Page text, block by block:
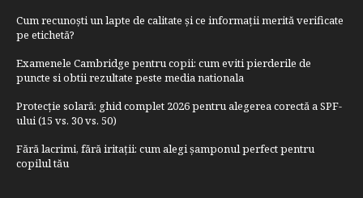
Cum recunoști un lapte de calitate și ce informații merită verificate
pe etichetă?
Examenele Cambridge pentru copii: cum eviti pierderile de
puncte si obtii rezultate peste media nationala
Protecție solară: ghid complet 2026 pentru alegerea corectă a SPF-
ului (15 vs. 30 vs. 50)
Fără lacrimi, fără iritații: cum alegi șamponul perfect pentru
copilul tău